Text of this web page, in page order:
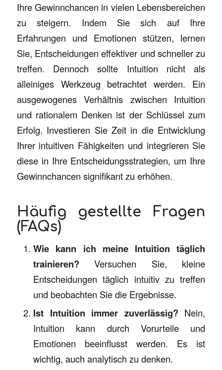
Ihre Gewinnchancen in vielen Lebensbereichen
zu steigern. Indem Sie sich auf Ihre
Erfahrungen und Emotionen stützen, lernen
Sie, Entscheidungen effektiver und schneller zu
treffen. Dennoch sollte Intuition nicht als
alleiniges Werkzeug betrachtet werden. Ein
ausgewogenes Verhältnis zwischen Intuition
und rationalem Denken ist der Schlüssel zum
Erfolg. Investieren Sie Zeit in die Entwicklung
Ihrer intuitiven Fähigkeiten und integrieren Sie
diese in Ihre Entscheidungsstrategien, um Ihre
Gewinnchancen signifikant zu erhöhen.
Häufig gestellte Fragen
(FAQs)
Wie kann ich meine Intuition täglich
trainieren? Versuchen Sie, kleine
Entscheidungen täglich intuitiv zu treffen
und beobachten Sie die Ergebnisse.
Ist Intuition immer zuverlässig? Nein,
Intuition kann durch Vorurteile und
Emotionen beeinflusst werden. Es ist
wichtig, auch analytisch zu denken.